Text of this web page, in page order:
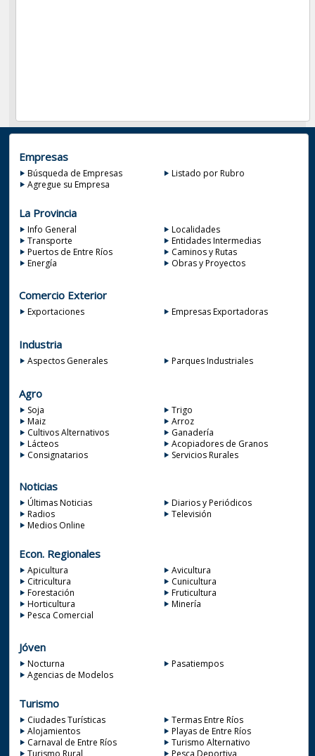
Empresas
Búsqueda de Empresas
Listado por Rubro
Agregue su Empresa
La Provincia
Info General
Localidades
Transporte
Entidades Intermedias
Puertos de Entre Ríos
Caminos y Rutas
Energía
Obras y Proyectos
Comercio Exterior
Exportaciones Empresas Exportadoras
Industria
Aspectos Generales Parques Industriales
Agro
Soja
Trigo
Maiz
Arroz
Cultivos Alternativos
Ganadería
Lácteos
Acopiadores de Granos
Consignatarios
Servicios Rurales
Noticias
Últimas Noticias
Diarios y Periódicos
Radios
Televisión
Medios Online
Econ. Regionales
Apicultura
Avicultura
Citricultura
Cunicultura
Forestación
Fruticultura
Horticultura
Minería
Pesca Comercial
Jóven
Nocturna
Pasatiempos
Agencias de Modelos
Turismo
Ciudades Turísticas
Termas Entre Ríos
Alojamientos
Playas de Entre Ríos
Carnaval de Entre Ríos
Turismo Alternativo
Turismo Rural
Pesca Deportiva